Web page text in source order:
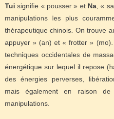
Tui signifie « pousser » et Na, «
manipulations les plus
thérapeutique chinois. On trouve
appuyer » (an) et « frotter »
techniques occidentales de
énergétique sur lequel il repose
des énergies perverses,
mais également en raison
manipulations.